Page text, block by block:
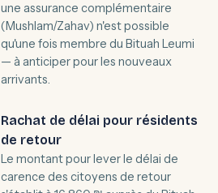
une assurance complémentaire
(Mushlam/Zahav) n'est possible
qu'une fois membre du Bituah Leumi
— à anticiper pour les nouveaux
arrivants.
Rachat de délai pour résidents
de retour
Le montant pour lever le délai de
carence des citoyens de retour